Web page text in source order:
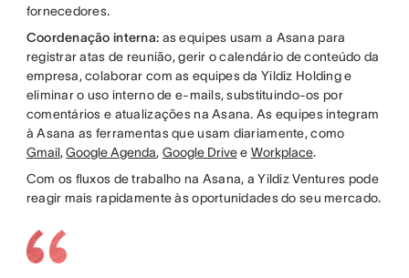
fornecedores.
Coordenação interna: as equipes usam a Asana para
registrar atas de reunião, gerir o calendário de conteúdo da
empresa, colaborar com as equipes da Yildiz Holding e
eliminar o uso interno de e-mails, substituindo-os por
comentários e atualizações na Asana. As equipes integram
à Asana as ferramentas que usam diariamente, como
Gmail,Google Agenda, Google Drivee Workplace.
Com os fluxos de trabalho na Asana, a Yildiz Ventures pode
reagir mais rapidamente às oportunidades do seu mercado.